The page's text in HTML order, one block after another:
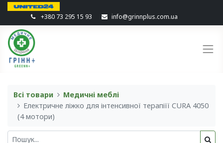
+380 73 295 15 93 info@grinnplus.com.ua
Всі товари
Медичні меблі
Електричне ліжко для інтенсивної терапіїї CURA 4050
(4 мотори)